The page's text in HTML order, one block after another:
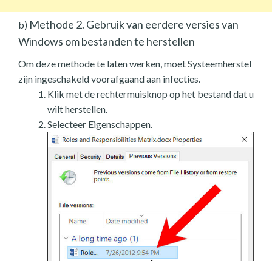
b) Methode 2. Gebruik van eerdere versies van
Windows om bestanden te herstellen
Om deze methode te laten werken, moet Systeemherstel
zijn ingeschakeld voorafgaand aan infecties.
Klik met de rechtermuisknop op het bestand dat u
wilt herstellen.
Selecteer Eigenschappen.